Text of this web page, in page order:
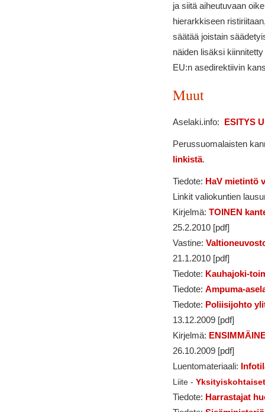
ja siitä aiheutuvaan
hierarkkiseen
säätää joistain
näiden lisäksi
EU:n asedirektiivin
Muut
Aselaki.info: ESITYS
Perussuomalaisten
linkistä.
Tiedote: HaV mietintö
Linkit valiokuntien
Kirjelmä: TOINEN
25.2.2010 [pdf]
Vastine:
21.1.2010 [pdf]
Tiedote: Kauhajoki-
Tiedote: Ampuma-
Tiedote: Poliisijohto
13.12.2009 [pdf]
Kirjelmä:
26.10.2009 [pdf]
Luentomateriaali:
Liite -
Tiedote: Harrastajat